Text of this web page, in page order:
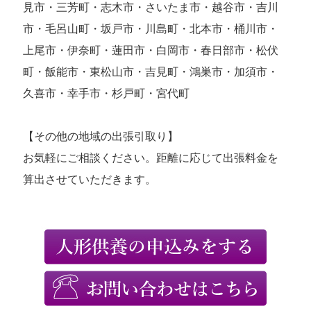
見市・三芳町・志木市・さいたま市・越谷市・吉川
市・毛呂山町・坂戸市・川島町・北本市・桶川市・
上尾市・伊奈町・蓮田市・白岡市・春日部市・松伏
町・飯能市・東松山市・吉見町・鴻巣市・加須市・
久喜市・幸手市・杉戸町・宮代町
【その他の地域の出張引取り】
お気軽にご相談ください。距離に応じて出張料金を
算出させていただきます。